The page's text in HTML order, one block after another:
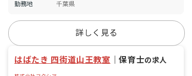
勤務地 千葉県
詳しく見る
はばたき 四街道山王教室 ｜保育士の求人